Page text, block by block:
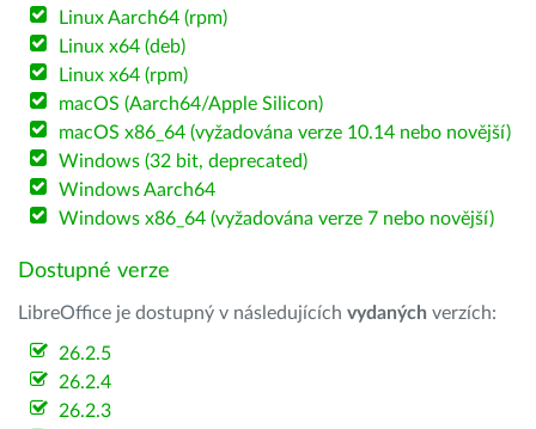
Linux Aarch64 (rpm)
Linux x64 (deb)
Linux x64 (rpm)
macOS (Aarch64/Apple Silicon)
macOS x86_64 (vyžadována verze 10.14 nebo novější)
Windows (32 bit, deprecated)
Windows Aarch64
Windows x86_64 (vyžadována verze 7 nebo novější)
Dostupné verze
LibreOffice je dostupný v následujících vydaných verzích:
26.2.5
26.2.4
26.2.3